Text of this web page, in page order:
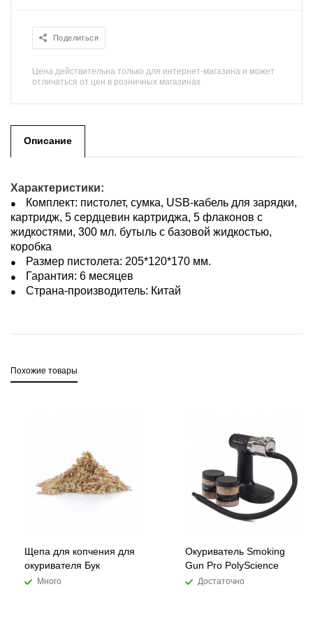
Поделиться
Цена действительна только для интернет-магазина и может
отличаться от цен в розничных магазинах
Описание
Характеристики:
Комплект: пистолет, сумка, USB-кабель для зарядки,
картридж, 5 сердцевин картриджа, 5 флаконов с
жидкостями, 300 мл. бутыль с базовой жидкостью,
коробка
Размер пистолета: 205*120*170 мм.
Гарантия: 6 месяцев
Страна-производитель: Китай
Похожие товары
Щепа для копчения для
окуривателя Бук
Много
Окуриватель Smoking
Gun Pro PolyScience
Достаточно